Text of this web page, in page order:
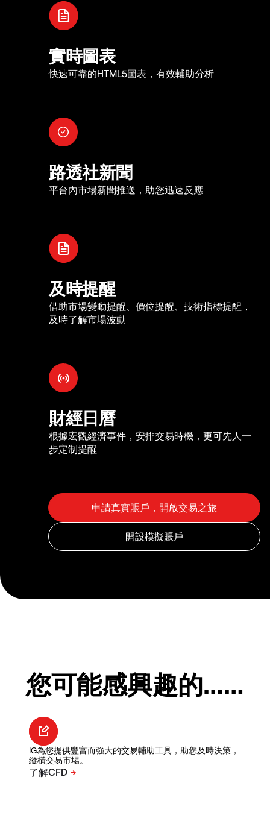
實時圖表
快速可靠的HTML5圖表，有效輔助分析
路透社新聞
平台內市場新聞推送，助您迅速反應
及時提醒
借助市場變動提醒、價位提醒、技術指標提醒，
及時了解市場波動
財經日曆
根據宏觀經濟事件，安排交易時機，更可先人一
步定制提醒
您可能感興趣的……
IG為您提供豐富而強大的交易輔助工具，助您及時決策，
縱橫交易市場。